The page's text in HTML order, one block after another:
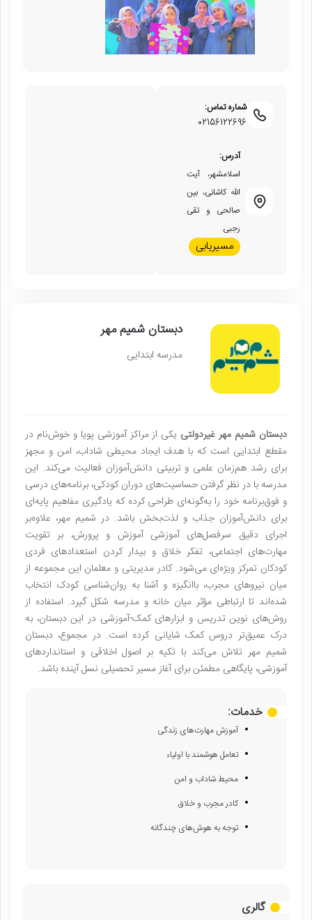
شماره تماس:
02156122696
آدرس:
اسلامشهر، آیت
الله کاشانی، بین
صالحی و تقی
رجبی
مسیریابی
دبستان شمیم مهر
مدرسه ابتدایی
دبستان شمیم مهر غیردولتی یکی از مراکز آموزشی پویا و خوش‌نام در
مقطع ابتدایی است که با هدف ایجاد محیطی شاداب، امن و مجهز
برای رشد هم‌زمان علمی و تربیتی دانش‌آموزان فعالیت می‌کند. این
مدرسه با در نظر گرفتن حساسیت‌های دوران کودکی، برنامه‌های درسی
و فوق‌برنامه خود را به‌گونه‌ای طراحی کرده که یادگیری مفاهیم پایه‌ای
برای دانش‌آموزان جذاب و لذت‌بخش باشد. در شمیم مهر، علاوه‌بر
اجرای دقیق سرفصل‌های آموزشی آموزش و پرورش، بر تقویت
مهارت‌های اجتماعی، تفکر خلاق و بیدار کردن استعدادهای فردی
کودکان تمرکز ویژه‌ای می‌شود. کادر مدیریتی و معلمان این مجموعه از
میان نیروهای مجرب، باانگیزه و آشنا به روان‌شناسی کودک انتخاب
شده‌اند تا ارتباطی مؤثر میان خانه و مدرسه شکل گیرد. استفاده از
روش‌های نوین تدریس و ابزارهای کمک-آموزشی در این دبستان، به
درک عمیق‌تر دروس کمک شایانی کرده است. در مجموع، دبستان
شمیم مهر تلاش می‌کند با تکیه بر اصول اخلاقی و استانداردهای
آموزشی، پایگاهی مطمئن برای آغاز مسیر تحصیلی نسل آینده باشد.
خدمات:
آموزش مهارت‌های زندگی
تعامل هوشمند با اولیاء
محیط شاداب و امن
کادر مجرب و خلاق
توجه به هوش‌های چندگانه
گالری